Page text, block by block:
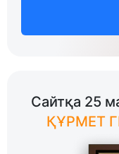
Сайтқа 25
ҚҰРМЕТ